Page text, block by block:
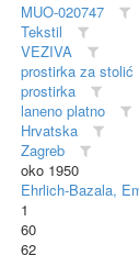
MUO-020747
Tekstil
VEZIVA
prostirka za stolić
prostirka
laneno platno
Hrvatska
Zagreb
oko 1950
Ehrlich-Bazala,
1
60
62